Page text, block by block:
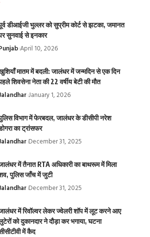
डीआईजी भुल्लर को सुप्रीम कोर्ट से झटका, जमानत
सुनवाई से इनकार
April 10, 2026
मातम में बदली: जालंधर में जन्मदिन से एक दिन
शिवसेना नेता की 22 वर्षीय बेटी की मौत
January 1, 2026
विभाग में फेरबदल, जालंधर के डीसीपी नरेश
का ट्रांसफर
December 31, 2025
में तैनात RTA अधिकारी का बाथरूम में मिला
पुलिस जाँच में जुटी
December 31, 2025
में रिवॉल्वर लेकर ज्वेलरी शॉप में लूट करने आए
को दुकानदार ने दौड़ा कर भगाया, घटना
में कैद